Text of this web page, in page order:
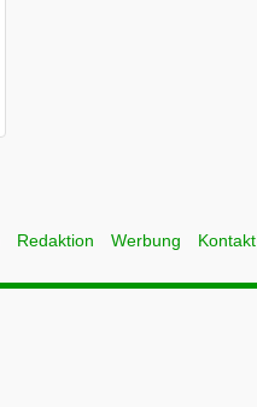
Redaktion Werbung Kontakt